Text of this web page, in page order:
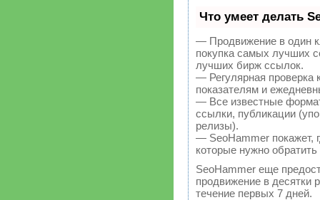
Что умеет делать
— Продвижение в один
покупка самых лучших
лучших бирж ссылок.
— Регулярная проверка
показателям и
— Все известные
ссылки, публикации
релизы).
— SeoHammer покажет,
которые нужно
SeoHammer еще
продвижение в десятки
течение первых 7 дней.